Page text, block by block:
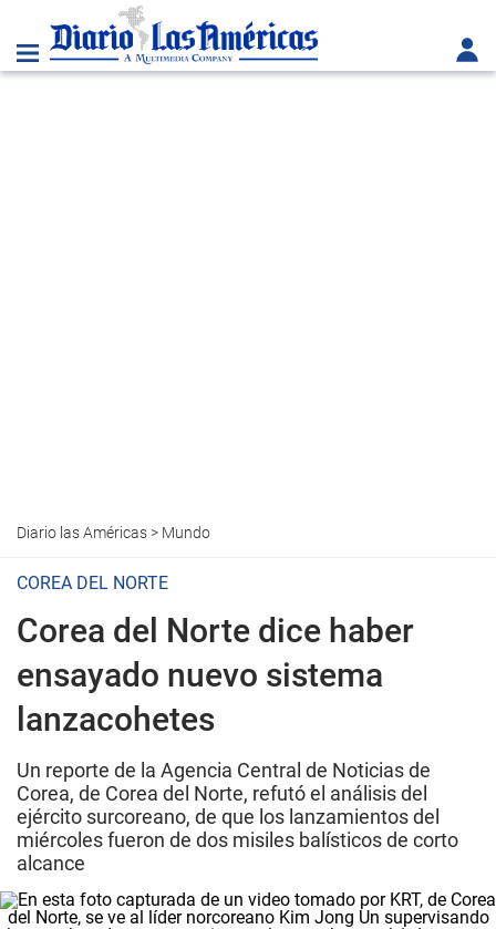
Diario las Américas> Mundo
COREA DEL NORTE
Corea del Norte dice haber
ensayado nuevo sistema
lanzacohetes
Un reporte de la Agencia Central de Noticias de
Corea, de Corea del Norte, refutó el análisis del
ejército surcoreano, de que los lanzamientos del
miércoles fueron de dos misiles balísticos de corto
alcance